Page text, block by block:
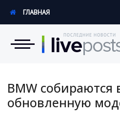
Новости
Экономика
ГЛАВНАЯ
BMW собираются
обновленную